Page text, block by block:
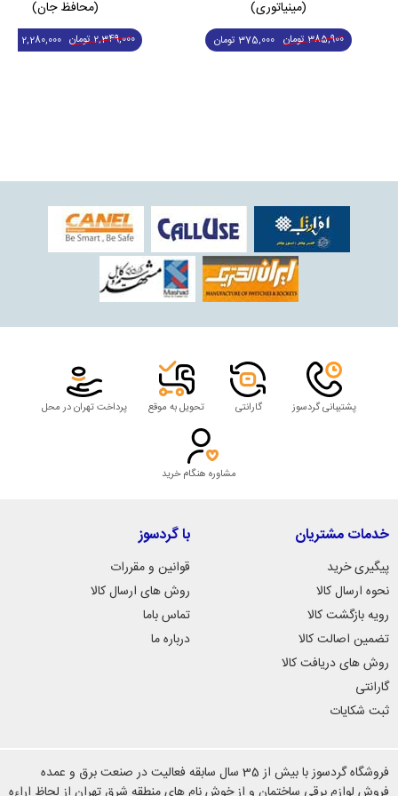
(مینیاتوری)
385,900 تومان 375,000 تومان
(محافظ جان)
2,349,000 تومان 2,280,000 تومان
پشتیبانی گردسوز گارانتی تحویل به موقع پرداخت تهران در محل
مشاوره هنگام خرید
خدمات مشتریان
پیگیری خرید
نحوه ارسال کالا
رویه بازگشت کالا
تضمین اصالت کالا
روش های دریافت کالا
گارانتی
ثبت شکایات
با گردسوز
قوانین و مقررات
روش های ارسال کالا
تماس باما
درباره ما
فروشگاه گردسوز با بیش از 35 سال سابقه فعالیت در صنعت برق و عمده